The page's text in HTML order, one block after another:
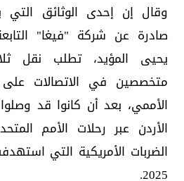
وقال إن إحدى الوثائق التي
صادرة عن شركة "فيغا"
يحيى المؤيد، تطلب نقل
متخصصين في الاتصالات
الأممي، بعد أن كانوا قد
الأردن عبر رحلات الأمم
الضربات الأمريكية التي
2025.